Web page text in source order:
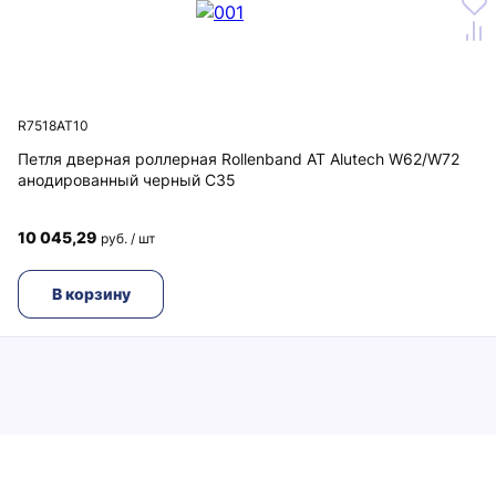
R7518AT10
Петля дверная роллерная Rollenband AT Alutech W62/W72
анодированный черный C35
10 045,29 руб. / шт
В корзину